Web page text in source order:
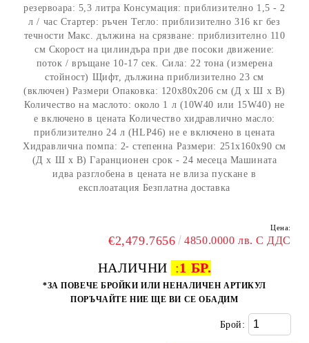
резервоара: 5,3 литра Консумация: приблизително 1,5 - 2
л / час Стартер: ръчен Тегло: приблизително 316 кг без
течности Макс. дължина на срязване: приблизително 110
см Скорост на цилиндъра при две посоки движение:
поток / връщане 10-17 сек. Сила: 22 тона (измерена
стойност) Щифт, дължина приблизително 23 см
(включен) Размери Опаковка: 120x80x206 см (Д x Ш x В)
Количество на маслото: около 1 л (10W40 или 15W40) не
е включено в цената Количество хидравлично масло:
приблизително 24 л (HLP46) не е включено в цената
Хидравлична помпа: 2- степенна Размери: 251x160x90 см
(Д x Ш x В) Гаранционен срок - 24 месеца Машината
идва разглобена в цената не влиза пускане в
експлоатация Безплатна доставка
Цена:
€2,479.7656 4850.0000 лв. С ДДС
НАЛИЧНИ :1 БР.
*ЗА ПОВЕЧЕ БРОЙКИ ИЛИ НЕНАЛИЧЕН АРТИКУЛ
ПОРЪЧАЙТЕ НИЕ ЩЕ ВИ СЕ ОБАДИМ
Брой: